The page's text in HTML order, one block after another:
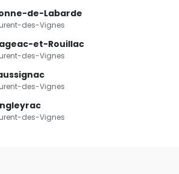
de-Labarde
des-Vignes
et-Rouillac
des-Vignes
des-Vignes
des-Vignes